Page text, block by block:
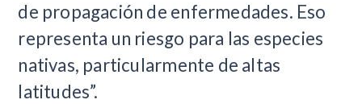
de propagación de enfermedades. Eso
representa un riesgo para las especies
nativas, particularmente de altas
latitudes”.